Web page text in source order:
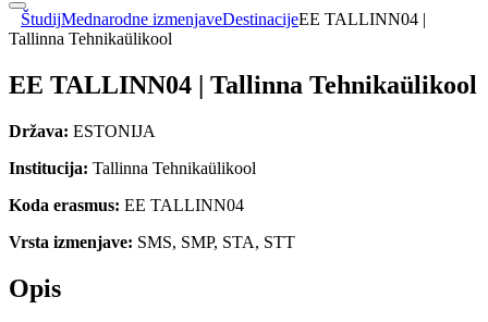
ŠtudijMednarodne izmenjaveDestinacijeEE TALLINN04 |
Tallinna Tehnikaülikool
EE TALLINN04 | Tallinna Tehnikaülikool
Država: ESTONIJA
Institucija: Tallinna Tehnikaülikool
Koda erasmus: EE TALLINN04
Vrsta izmenjave: SMS, SMP, STA, STT
Opis